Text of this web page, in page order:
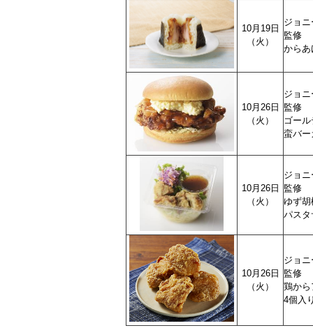
10月19日
（火）
ジョ
監修
からあ
10月26日
（火）
ジョ
監修
ゴー
蛮バー
10月26日
（火）
ジョ
監修
ゆず胡
パスタ
10月26日
（火）
ジョ
監修
鶏か
4個入